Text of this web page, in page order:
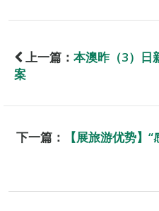
上一篇： 本澳昨（3）日
案
下一篇：
【展旅游优势】